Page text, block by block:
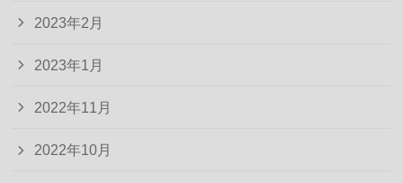
2023年2月
2023年1月
2022年11月
2022年10月